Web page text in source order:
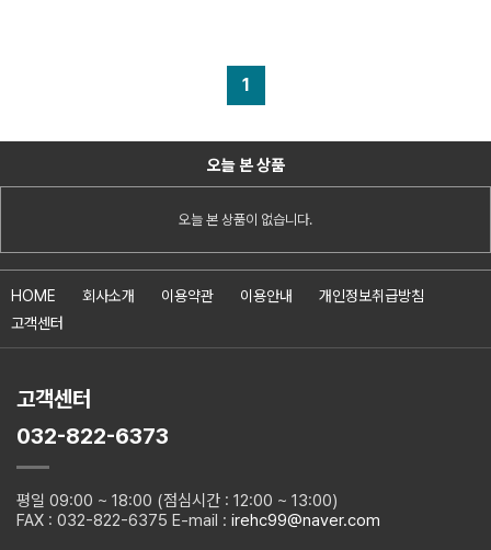
1
오늘 본 상품
오늘 본 상품이 없습니다.
HOME 회사소개 이용약관 이용안내
개인정보취급방침
고객센터
고객센터
032-822-6373
평일 09:00 ~ 18:00 (점심시간 : 12:00 ~ 13:00)
FAX : 032-822-6375 E-mail : irehc99@naver.com